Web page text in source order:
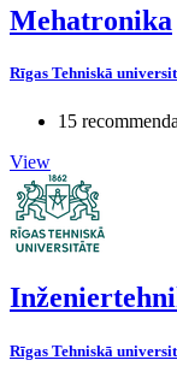
Mehatronika
Rīgas Tehniskā
15
View
Rīgas Tehniskā